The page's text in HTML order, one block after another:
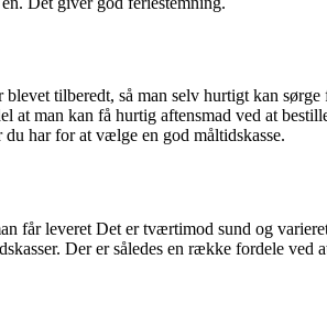
tilberedt, så man selv hurtigt kan
man kan få hurtig aftensmad ved at
har for at vælge en god måltidskasse.
får leveret Det er tværtimod sund og
Der er således en række fordele ved